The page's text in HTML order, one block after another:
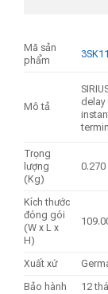
Mã sản
phẩm
Mô tả
delay
Trọng
lượng
(Kg)
0.270
Kích thước
đóng gói
(W x L x
H)
Xuất xứ
Bảo hành
12